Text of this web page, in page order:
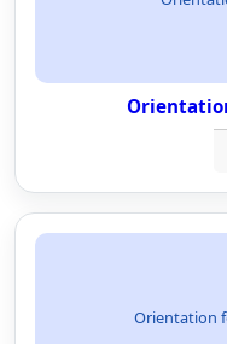
Orientation